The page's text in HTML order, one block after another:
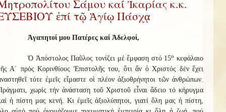
Σάμου καί Ἰκαρίας κ.κ.
ἐπί τῷ Ἁγίῳ Πάσχᾳ
Ἀγαπητοί μου Πατέρες καί Ἀδελφοί,
Ὁ Ἀπόστολος Παῦλος τονίζει μέ ἔμφαση στό 15ο κεφάλαιο
Α΄ πρός Κορινθίους Ἐπιστολῆς του, ὅτι ἄν ὁ Χριστός δέν ἔχει
τότε ἐμεῖς εἴμαστε οἱ πλέον ἀξιοθρήνητοι τῶν ἀνθρώπων.
χωρίς τήν ἀνάσταση τοῦ Χριστοῦ εἶναι ἄδειο τό κήρυγμα
ἡ πίστη μας κενή. Κι ἐμεῖς ἀξιολύπητοι, γιατί ὅλη μας ἡ πίστη,